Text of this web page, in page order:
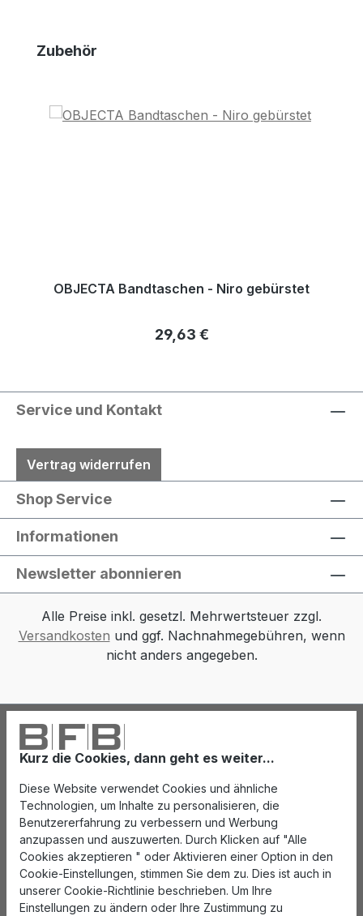
Kurz die Cookies, dann geht es weiter...
Diese Website verwendet Cookies und ähnliche
Technologien, um Inhalte zu personalisieren, die
Benutzererfahrung zu verbessern und Werbung
anzupassen und auszuwerten. Durch Klicken auf "Alle
Cookies akzeptieren " oder Aktivieren einer Option in den
Cookie-Einstellungen, stimmen Sie dem zu. Dies ist auch in
unserer Cookie-Richtlinie beschrieben. Um Ihre
Einstellungen zu ändern oder Ihre Zustimmung zu
Produktgalerie überspringen
Zubehör
OBJECTA Bandtaschen - Niro gebürstet
Regulärer Preis:
29,63 €
Service und Kontakt
Vertrag widerrufen
Shop Service
Informationen
Newsletter abonnieren
Alle Preise inkl. gesetzl. Mehrwertsteuer zzgl.
Versandkosten und ggf. Nachnahmegebühren, wenn
nicht anders angegeben.